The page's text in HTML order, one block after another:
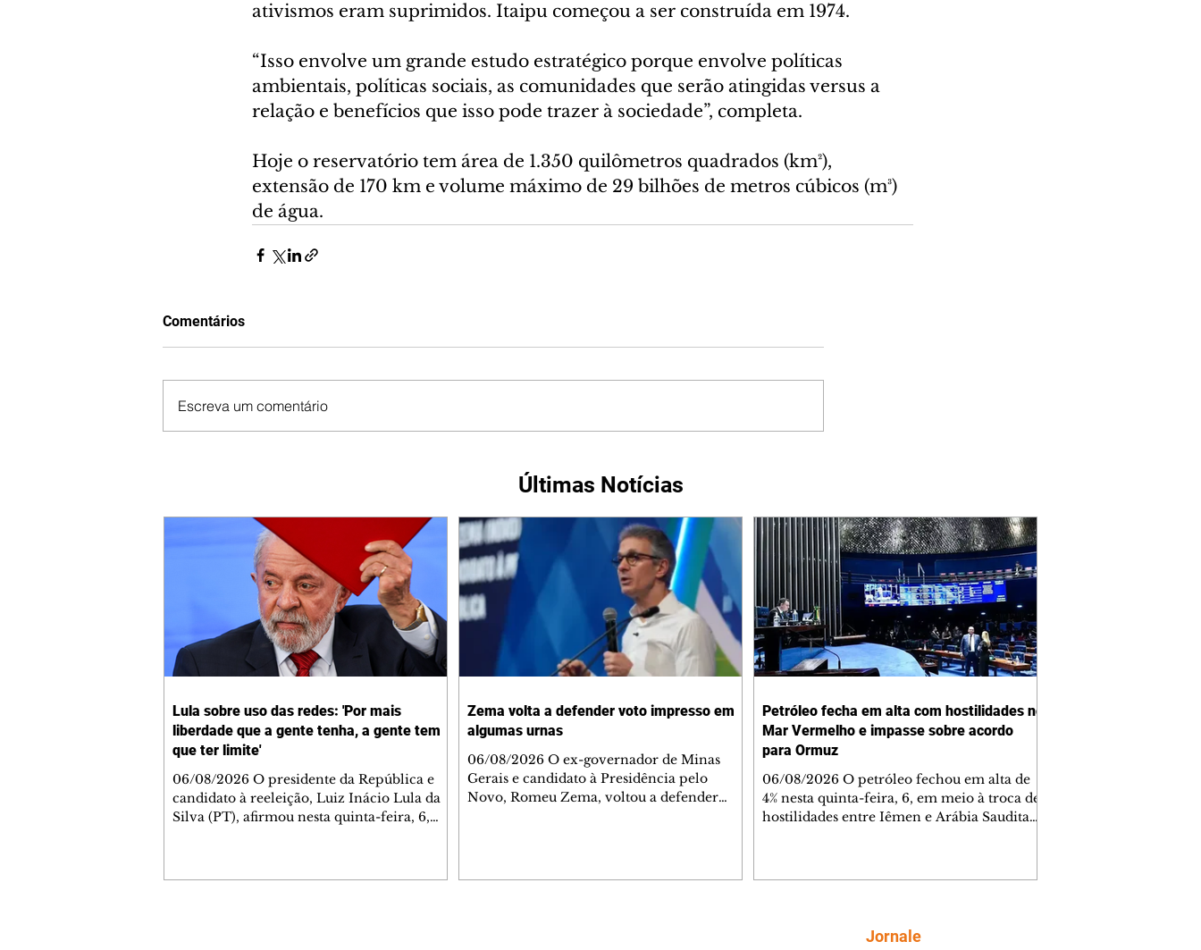
ativismos eram suprimidos. Itaipu começou a ser construída em 1974.
“Isso envolve um grande estudo estratégico porque envolve políticas
ambientais, políticas sociais, as comunidades que serão atingidas versus a
relação e benefícios que isso pode trazer à sociedade”, completa.
Hoje o reservatório tem área de 1.350 quilômetros quadrados (km²),
extensão de 170 km e volume máximo de 29 bilhões de metros cúbicos (m³)
de água.
Comentários
Escreva um comentário
Últimas Notícias
Lula sobre uso das redes: 'Por mais
liberdade que a gente tenha, a gente tem
que ter limite'
06/08/2026 O presidente da República e
candidato à reeleição, Luiz Inácio Lula da
Silva (PT), afirmou nesta quinta-feira, 6,
Zema volta a defender voto impresso em
algumas urnas
06/08/2026 O ex-governador de Minas
Gerais e candidato à Presidência pelo
Novo, Romeu Zema, voltou a defender
Petróleo fecha em alta com hostilidades no
Mar Vermelho e impasse sobre acordo
para Ormuz
06/08/2026 O petróleo fechou em alta de
4% nesta quinta-feira, 6, em meio à troca de
hostilidades entre Iêmen e Arábia Saudita
Mercantile Exchange (Nymex), o petróleo
Jornale